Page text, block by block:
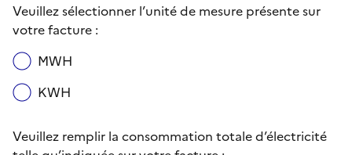
Veuillez sélectionner l’unité de mesure présente sur
votre facture :
MWH
KWH
Veuillez remplir la consommation totale d’électricité